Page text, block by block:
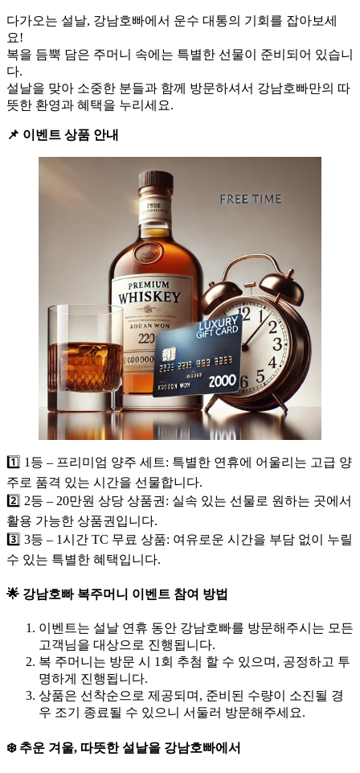
다가오는 설날, 강남호빠에서 운수 대통의 기회를 잡아보세
요!
복을 듬뿍 담은 주머니 속에는 특별한 선물이 준비되어 있습니
다.
설날을 맞아 소중한 분들과 함께 방문하셔서 강남호빠만의 따
뜻한 환영과 혜택을 누리세요.
📌 이벤트 상품 안내
1️⃣ 1등 – 프리미엄 양주 세트: 특별한 연휴에 어울리는 고급 양
주로 품격 있는 시간을 선물합니다.
2️⃣ 2등 – 20만원 상당 상품권: 실속 있는 선물로 원하는 곳에서
활용 가능한 상품권입니다.
3️⃣ 3등 – 1시간 TC 무료 상품: 여유로운 시간을 부담 없이 누릴
수 있는 특별한 혜택입니다.
🌟 강남호빠 복주머니 이벤트 참여 방법
이벤트는 설날 연휴 동안 강남호빠를 방문해주시는 모든
고객님을 대상으로 진행됩니다.
복 주머니는 방문 시 1회 추첨 할 수 있으며, 공정하고 투
명하게 진행됩니다.
상품은 선착순으로 제공되며, 준비된 수량이 소진될 경
우 조기 종료될 수 있으니 서둘러 방문해주세요.
❄️ 추운 겨울, 따뜻한 설날을 강남호빠에서